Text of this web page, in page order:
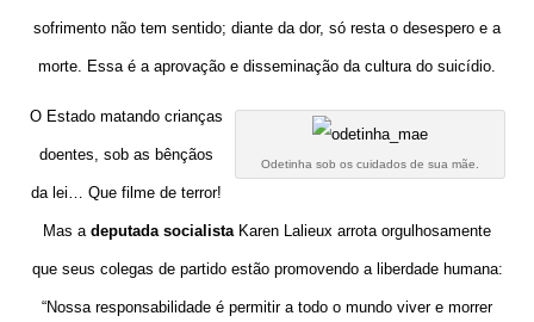
sofrimento não tem sentido; diante da dor, só resta o desespero e a
morte. Essa é a aprovação e disseminação da cultura do suicídio.
Odetinha sob os cuidados de sua mãe.
O Estado matando crianças
doentes, sob as bênçãos
da lei… Que filme de terror!
Mas a deputada socialistaKaren Lalieux arrota orgulhosamente
que seus colegas de partido estão promovendo a liberdade humana:
“Nossa responsabilidade é permitir a todo o mundo viver e morrer